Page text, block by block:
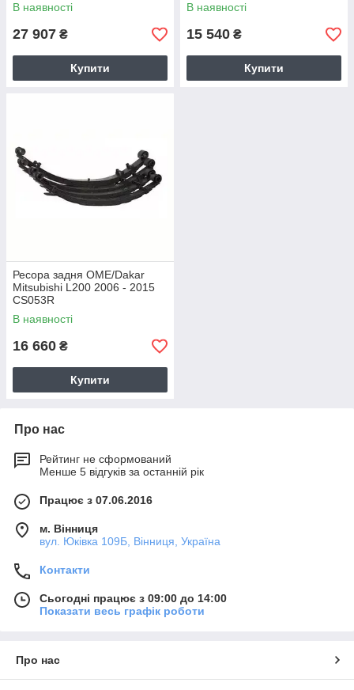
В наявності
27 907 ₴
Купити
В наявності
15 540 ₴
Купити
Ресора задня OME/Dakar
Mitsubishi L200 2006 - 2015
CS053R
В наявності
16 660 ₴
Купити
Про нас
Рейтинг не сформований
Менше 5 відгуків за останній рік
Працює з 07.06.2016
м. Вінниця
вул. Юківка 109Б, Вінниця, Україна
Контакти
Сьогодні працює з 09:00 до 14:00
Показати весь графік роботи
Про нас